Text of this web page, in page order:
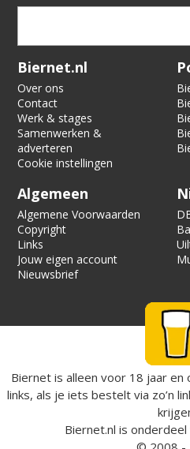
Verification code:
Biernet.nl
Over ons
Contact
Werk & stages
Samenwerken &
adverteren
Cookie instellingen
Algemeen
Algemene Voorwaarden
Copyright
Links
Jouw eigen account
Nieuwsbrief
Biernet is alleen voor 18 jaar
links, als je iets bestelt via zo’n
Biernet.nl is onderdeel